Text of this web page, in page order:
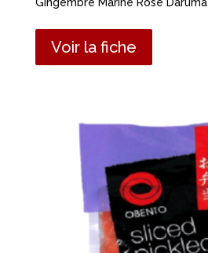
Gingembre Mariné Rose Daruma
Voir la fiche